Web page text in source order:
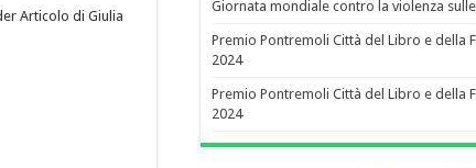
Articolo di Giulia
Giornata mondiale contro la violenza
Premio Pontremoli Città del Libro e della
2024
Premio Pontremoli Città del Libro e della
2024